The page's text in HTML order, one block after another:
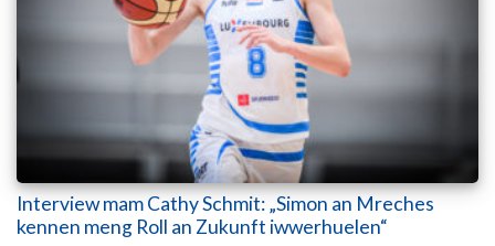
Interview mam Cathy Schmit: „Simon an Mreches
kennen meng Roll an Zukunft iwwerhuelen“